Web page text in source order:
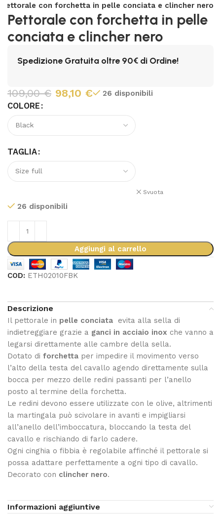
Pettorale con forchetta in pelle conciata e clincher nero
Pettorale con forchetta in pelle
conciata e clincher nero
Spedizione Gratuita oltre 90€ di Ordine!
109,00€ 98,10 € 26 disponibili
COLORE
TAGLIA
Svuota
26 disponibili
Aggiungi al carrello
COD: ETH02010FBK
Descrizione
Il pettorale in pelle conciata evita alla sella di
indietreggiare grazie a ganci in acciaio inox che vanno a
legarsi direttamente alle cambre della sella.
Dotato di forchetta per impedire il movimento verso
l’alto della testa del cavallo agendo direttamente sulla
bocca per mezzo delle redini passanti per l’anello
posto al termine della forchetta.
Le redini devono essere utilizzate con le olive, altrimenti
la martingala può scivolare in avanti e impigliarsi
all’anello dell’imboccatura, bloccando la testa del
cavallo e rischiando di farlo cadere.
Ogni cinghia o fibbia è regolabile affinché il pettorale si
possa adattare perfettamente a ogni tipo di cavallo.
Decorato con clincher nero.
Informazioni aggiuntive